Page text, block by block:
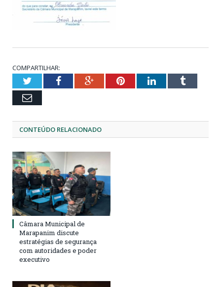
COMPARTILHAR:
TwitterFacebookGoogle+PinterestLinkedInTumblr
Email
CONTEÚDO RELACIONADO
Câmara Municipal de
Marapanim discute
estratégias de segurança
com autoridades e poder
executivo